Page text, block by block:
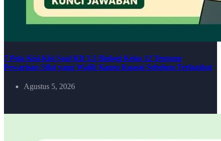
7 Pola Kisi-Kisi Soal KD 3.5 Biologi Kelas 12 Tentang
Pewarisan Sifat yang Wajib Kamu Kuasai Sebelum Terlambat
Agustus 5, 2026